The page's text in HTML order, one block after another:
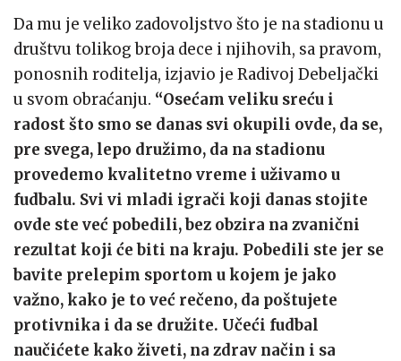
Da mu je veliko zadovoljstvo što je na stadionu u
društvu tolikog broja dece i njihovih, sa pravom,
ponosnih roditelja, izjavio je Radivoj Debeljački
u svom obraćanju. “Osećam veliku sreću i
radost što smo se danas svi okupili ovde, da se,
pre svega, lepo družimo, da na stadionu
provedemo kvalitetno vreme i uživamo u
fudbalu. Svi vi mladi igrači koji danas stojite
ovde ste već pobedili, bez obzira na zvanični
rezultat koji će biti na kraju. Pobedili ste jer se
bavite prelepim sportom u kojem je jako
važno, kako je to već rečeno, da poštujete
protivnika i da se družite. Učeći fudbal
naučićete kako živeti, na zdrav način i sa